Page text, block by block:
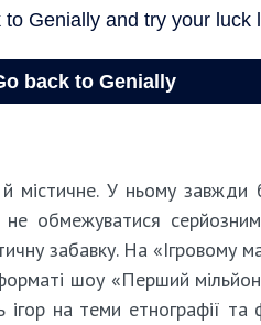
У ньому завжди
обмежуватися
забавку. На «Ігровому
шоу «Перший
на теми етнографії та